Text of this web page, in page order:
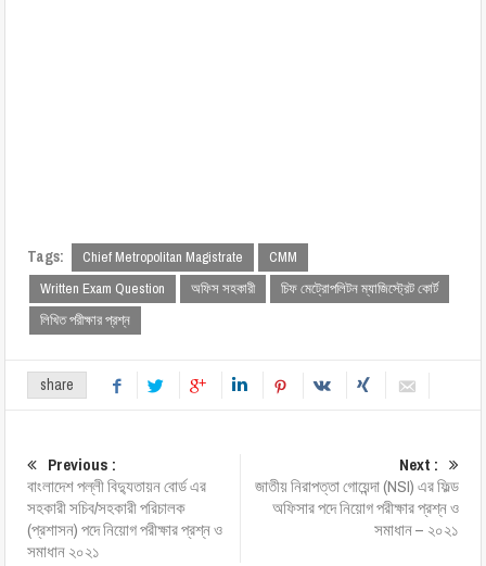
Tags: Chief Metropolitan Magistrate
CMM
Written Exam Question
অফিস সহকারী
চিফ মেট্রোপলিটন ম্যাজিস্ট্রেট কোর্ট
লিখিত পরীক্ষার প্রশ্ন
share
Previous :
বাংলাদেশ পল্লী বিদ্যুতায়ন বোর্ড এর
সহকারী সচিব/সহকারী পরিচালক
(প্রশাসন) পদে নিয়োগ পরীক্ষার প্রশ্ন ও
সমাধান ২০২১
Next :
জাতীয় নিরাপত্তা গোয়েন্দা (NSI) এর ফিল্ড
অফিসার পদে নিয়োগ পরীক্ষার প্রশ্ন ও
সমাধান – ২০২১